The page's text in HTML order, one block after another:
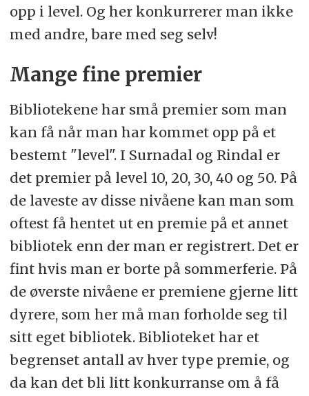
opp i level. Og her konkurrerer man ikke
med andre, bare med seg selv!
Mange fine premier
Bibliotekene har små premier som man
kan få når man har kommet opp på et
bestemt "level". I Surnadal og Rindal er
det premier på level 10, 20, 30, 40 og 50. På
de laveste av disse nivåene kan man som
oftest få hentet ut en premie på et annet
bibliotek enn der man er registrert. Det er
fint hvis man er borte på sommerferie. På
de øverste nivåene er premiene gjerne litt
dyrere, som her må man forholde seg til
sitt eget bibliotek. Biblioteket har et
begrenset antall av hver type premie, og
da kan det bli litt konkurranse om å få